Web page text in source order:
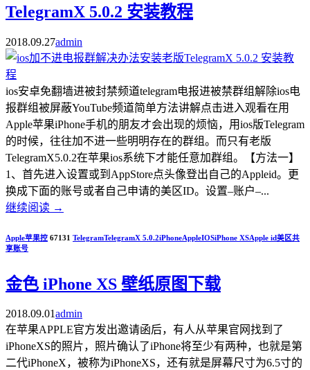
TelegramX 5.0.2 安装教程
2018.09.27admin
ios安卓免翻墙进被封禁频道telegram电报进被禁群组解除ios电
报群组被屏蔽YouTube频道简单方法讲解点击进入观看在用
Apple苹果iPhone手机的朋友才会出现的烦恼，用ios版Telegram
的时候，往往加不进一些明明存在的群组。而只有老版
TelegramX5.0.2在苹果ios系统下才能任意加群组。【方法一】
1、首先进入设置或到AppStore点头像登出自己的Appleid。更
换成下面的账号或者自己申请的美区ID。设置–账户–...
继续阅读 →
Apple苹果控 67131 TelegramTelegramX 5.0.2iPhoneAppleIOSiPhone XSApple id美区共
享账号
金色 iPhone XS 壁纸原图下载
2018.09.01admin
在苹果APPLE官方发出邀请函后，有人从苹果官网找到了
iPhoneXS的照片，照片确认了iPhone将至少有两种，也就是第
二代iPhoneX，被称为iPhoneXS，还有就是屏幕尺寸为6.5寸的